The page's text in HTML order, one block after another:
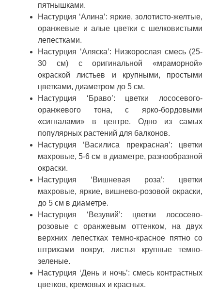
пятнышками.
Настурция ‘Алина’: яркие, золотисто-желтые,
оранжевые и алые цветки с шелковистыми
лепестками.
Настурция ‘Аляска’: Низкорослая смесь (25-
30 см) с оригинальной «мраморной»
окраской листьев и крупными, простыми
цветками, диаметром до 5 см.
Настурция ‘Браво’: цветки лососевого-
оранжевого тона, с ярко-бордовыми
«сигналами» в центре. Одно из самых
популярных растений для балконов.
Настурция ‘Василиса прекрасная’: цветки
махровые, 5-6 см в диаметре, разнообразной
окраски.
Настурция ‘Вишневая роза’: цветки
махровые, яркие, вишнево-розовой окраски,
до 5 см в диаметре.
Настурция ‘Везувий’: цветки лососево-
розовые с оранжевым оттенком, на двух
верхних лепестках темно-красное пятно со
штрихами вокруг, листья крупные темно-
зеленые.
Настурция ‘День и ночь’: смесь контрастных
цветков, кремовых и красных.